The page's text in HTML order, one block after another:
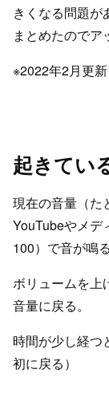
きくなる問題が
まとめたのでア
※2022年2月更新
起きてい
現在の音量（た
YouTubeやメデ
100）で音が鳴る
ボリュームを上
音量に戻る。
時間が少し経つ
初に戻る）